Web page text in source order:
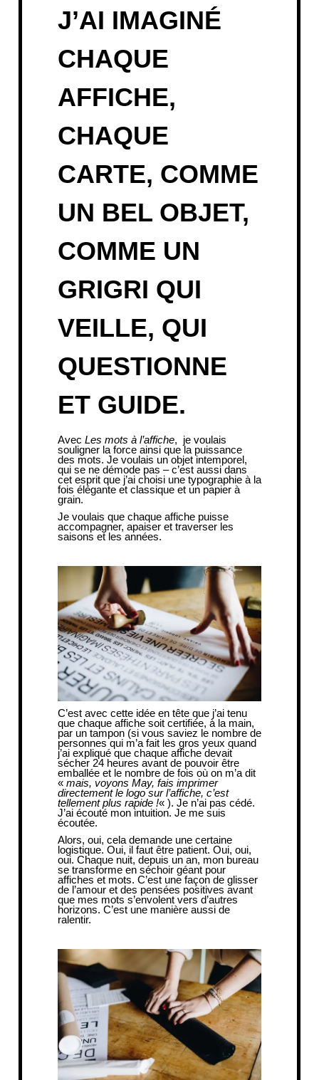
J’AI IMAGINÉ
CHAQUE
AFFICHE,
CHAQUE
CARTE, COMME
UN BEL OBJET,
COMME UN
GRIGRI QUI
VEILLE, QUI
QUESTIONNE
ET GUIDE.
Avec Les mots à l’affiche, je voulais
souligner la force ainsi que la puissance
des mots. Je voulais un objet intemporel,
qui se ne démode pas – c’est aussi dans
cet esprit que j’ai choisi une typographie à la
fois élégante et classique et un papier à
grain.
Je voulais que chaque affiche puisse
accompagner, apaiser et traverser les
saisons et les années.
C’est avec cette idée en tête que j’ai tenu
que chaque affiche soit certifiée, à la main,
par un tampon (si vous saviez le nombre de
personnes qui m’a fait les gros yeux quand
j’ai expliqué que chaque affiche devait
sécher 24 heures avant de pouvoir être
emballée et le nombre de fois où on m’a dit
« mais, voyons May, fais imprimer
directement le logo sur l’affiche, c’est
tellement plus rapide !« ). Je n’ai pas cédé.
J’ai écouté mon intuition. Je me suis
écoutée.
Alors, oui, cela demande une certaine
logistique. Oui, il faut être patient. Oui, oui,
oui. Chaque nuit, depuis un an, mon bureau
se transforme en séchoir géant pour
affiches et mots. C’est une façon de glisser
de l’amour et des pensées positives avant
que mes mots s’envolent vers d’autres
horizons. C’est une manière aussi de
ralentir.